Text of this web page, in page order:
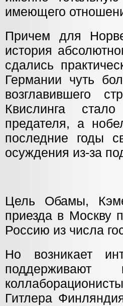
имеющего
Причем для
история
сдались
Германии чуть
возглавившего
Квислинга
предателя, а
последние годы
осуждения из-за
Цель Обамы,
приезда в Москву
Россию из числа
Но возникает
Гитлера